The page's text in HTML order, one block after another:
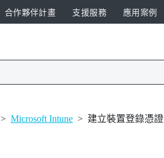
合作夥伴計畫 支援服務 應用案例
> Microsoft Intune > 建立裝置登錄憑證